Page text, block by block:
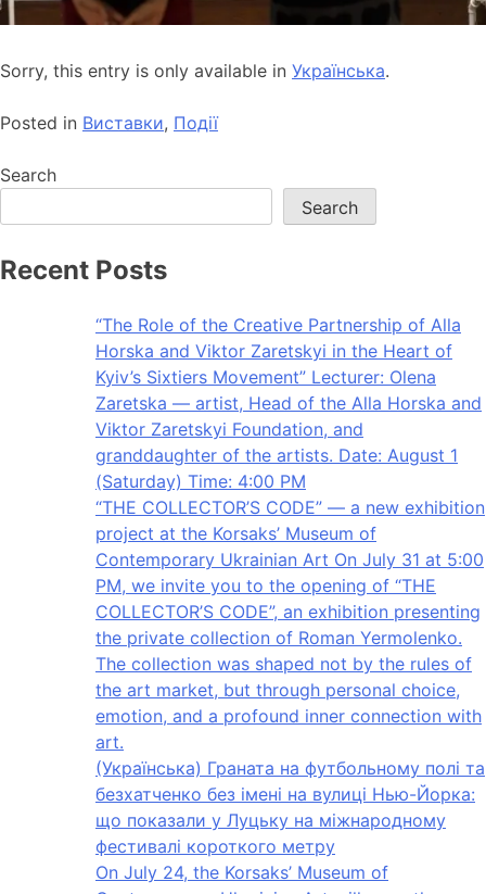
Sorry, this entry is only available in Українська.
Posted in Виставки, Події
Search
Search
Recent Posts
“The Role of the Creative Partnership of Alla
Horska and Viktor Zaretskyi in the Heart of
Kyiv’s Sixtiers Movement” Lecturer: Olena
Zaretska — artist, Head of the Alla Horska and
Viktor Zaretskyi Foundation, and
granddaughter of the artists. Date: August 1
(Saturday) Time: 4:00 PM
“THE COLLECTOR’S CODE” — a new exhibition
project at the Korsaks’ Museum of
Contemporary Ukrainian Art On July 31 at 5:00
PM, we invite you to the opening of “THE
COLLECTOR’S CODE”, an exhibition presenting
the private collection of Roman Yermolenko.
The collection was shaped not by the rules of
the art market, but through personal choice,
emotion, and a profound inner connection with
art.
(Українська) Граната на футбольному полі та
безхатченко без імені на вулиці Нью-Йорка:
що показали у Луцьку на міжнародному
фестивалі короткого метру
On July 24, the Korsaks’ Museum of